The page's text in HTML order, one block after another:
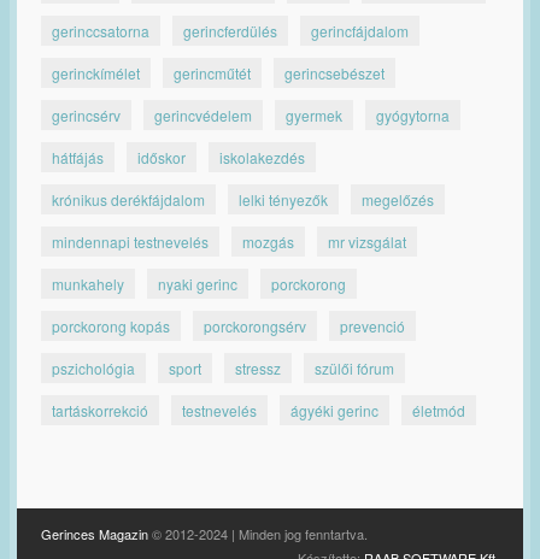
gerinccsatorna gerincferdülés gerincfájdalom
gerinckímélet gerincműtét gerincsebészet
gerincsérv gerincvédelem gyermek gyógytorna
hátfájás időskor iskolakezdés
krónikus derékfájdalom lelki tényezők megelőzés
mindennapi testnevelés mozgás mr vizsgálat
munkahely nyaki gerinc porckorong
porckorong kopás porckorongsérv prevenció
pszichológia sport stressz szülői fórum
tartáskorrekció testnevelés ágyéki gerinc életmód
Gerinces Magazin© 2012-2024 | Minden jog fenntartva.